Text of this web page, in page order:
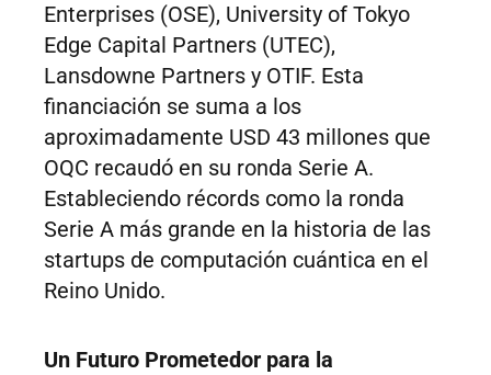
Enterprises (OSE), University of Tokyo
Edge Capital Partners (UTEC),
Lansdowne Partners y OTIF. Esta
financiación se suma a los
aproximadamente USD 43 millones que
OQC recaudó en su ronda Serie A.
Estableciendo récords como la ronda
Serie A más grande en la historia de las
startups de computación cuántica en el
Reino Unido.
Un Futuro Prometedor para la